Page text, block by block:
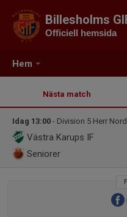
Hem
Billesholms
Officiell hemsida
Nästa match
Idag 13:00 - Division 5 Herr
Västra Karups IF
Seniorer